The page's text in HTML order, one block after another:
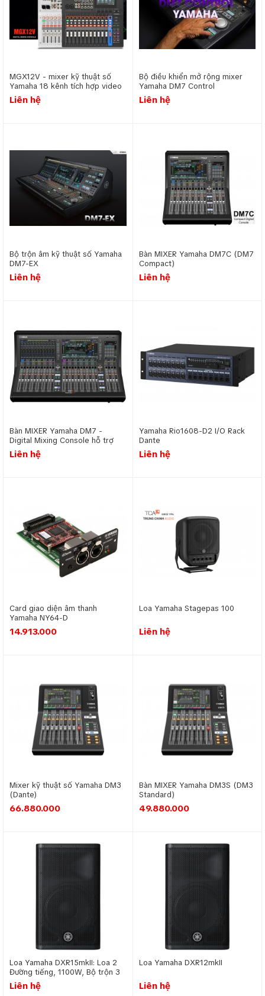
MGX12V - mixer kỹ thuật số
Yamaha 18 kênh tích hợp video
interface
Liên hệ
Bộ điều khiển mở rộng mixer
Yamaha DM7 Control
Liên hệ
Bộ trộn âm kỹ thuật số Yamaha
DM7-EX
Liên hệ
Bàn MIXER Yamaha DM7C (DM7
Compact)
Liên hệ
Bàn MIXER Yamaha DM7 -
Digital Mixing Console hỗ trợ
Dante
Liên hệ
Yamaha Rio1608-D2 I/O Rack
Dante
Liên hệ
Card giao diện âm thanh
Yamaha NY64-D
14.913.000
Loa Yamaha Stagepas 100
Liên hệ
Mixer kỹ thuật số Yamaha DM3
(Dante)
66.880.000
Bàn MIXER Yamaha DM3S (DM3
Standard)
49.880.000
Loa Yamaha DXR15mkII: Loa 2
Đường tiếng, 1100W, Bộ trộn 3
kênh
Liên hệ
Loa Yamaha DXR12mkII
Liên hệ